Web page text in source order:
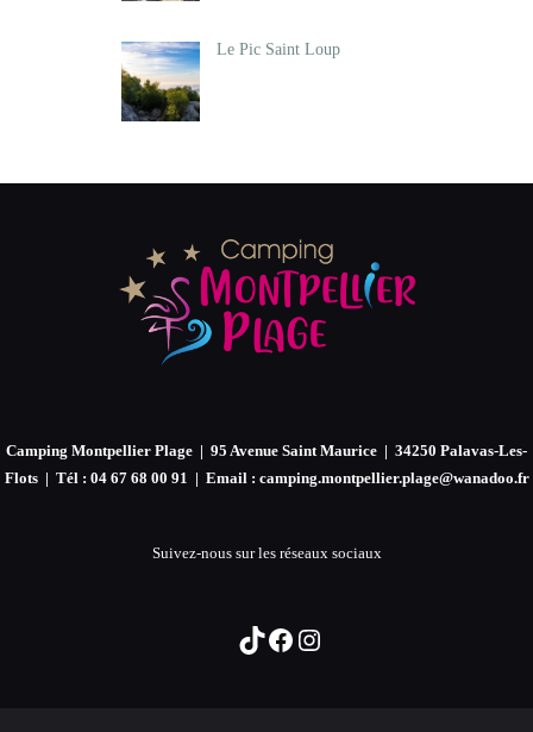
Le Pic Saint Loup
Camping Montpellier Plage | 95 Avenue Saint Maurice | 34250 Palavas-Les-
Flots | Tél : 04 67 68 00 91 | Email : camping.montpellier.plage@wanadoo.fr
Suivez-nous sur les réseaux sociaux
TikTok
Facebook
Instagram